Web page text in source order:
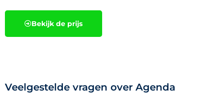
Bekijk de prijs
Veelgestelde vragen over Agenda